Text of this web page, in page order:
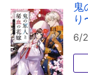
鬼
り
6/